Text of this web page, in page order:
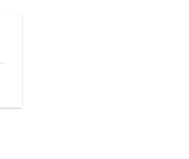
CUNG CẤP 100+ LINH KIỆN NHÀ LIÊN HOÀN